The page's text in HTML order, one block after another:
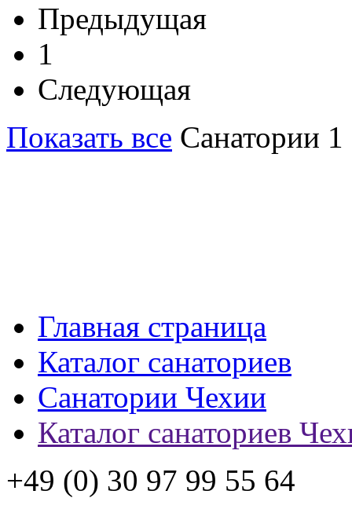
Предыдущая
1
Следующая
Показать все Санатории 1
Главная страница
Каталог санаториев
Санатории Чехии
Каталог санаториев
+49 (0) 30 97 99 55 64